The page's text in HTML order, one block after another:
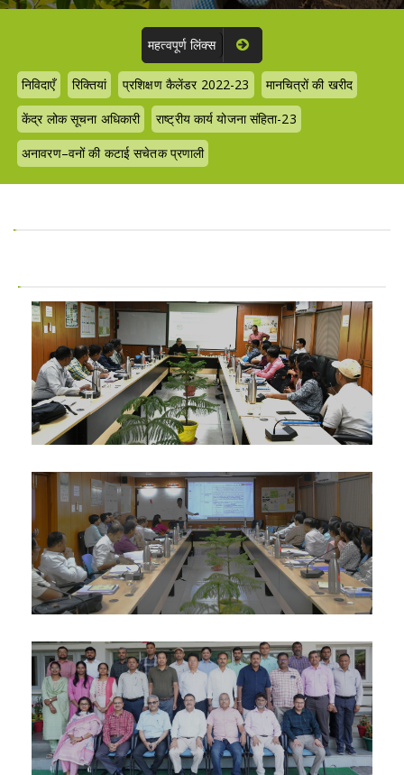
महत्वपूर्ण लिंक्स
निविदाएँ रिक्तियां प्रशिक्षण कैलेंडर 2022-23
मानचित्रों की खरीद
केंद्र लोक सूचना अधिकारी
राष्ट्रीय कार्य योजना संहिता-23
अनावरण–वनों की कटाई सचेतक प्रणाली